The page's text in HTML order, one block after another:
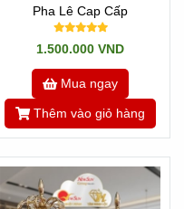
Pha Lê Cap Cấp
1.500.000 VND
Mua ngay
Thêm vào giỏ hàng